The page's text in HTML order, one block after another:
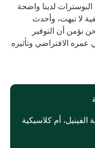
لدينا واضحة
لا تبهت، وأحدث
نؤمن أن التوفير
الافتراضي وتأثيره
أم كلاسيكية